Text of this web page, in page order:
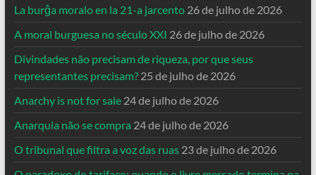
La burĝa moralo en la 21-a jarcento 26 de julho de 2026
A moral burguesa no século XXI 26 de julho de 2026
Divindades não precisam de riqueza, por que seus
representantes precisam? 25 de julho de 2026
Anarchy is not for sale 24 de julho de 2026
Anarquia não se compra 24 de julho de 2026
O tribunal que filtra a voz das ruas 23 de julho de 2026